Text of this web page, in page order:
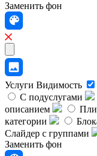
Заменить фон
Услуги Видимость
С подуслугами
описанием
категории
Слайдер с группами
Заменить фон